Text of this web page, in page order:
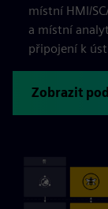
místní HMI/
a místní
připojení k
Zobrazit